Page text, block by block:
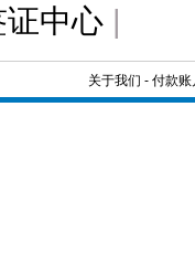
中心 |
关于我们 - 付款账